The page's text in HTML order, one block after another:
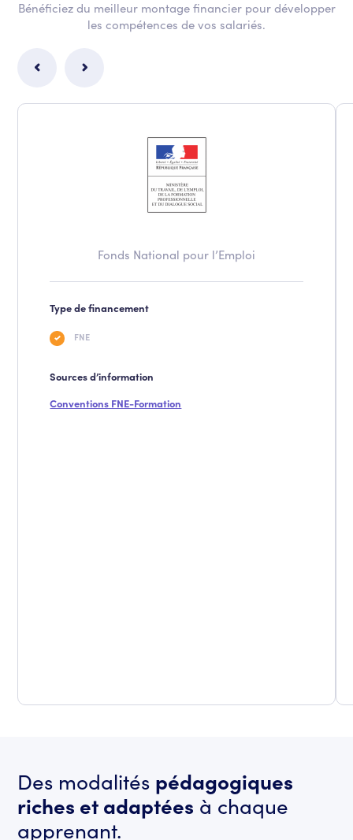
Bénéficiez du meilleur montage financier pour développer
les compétences de vos salariés.
Fonds National pour l’Emploi
Type de financement
FNE
Sources d’information
Conventions FNE-Formation
Des modalités pédagogiques
riches et adaptées à chaque
apprenant.